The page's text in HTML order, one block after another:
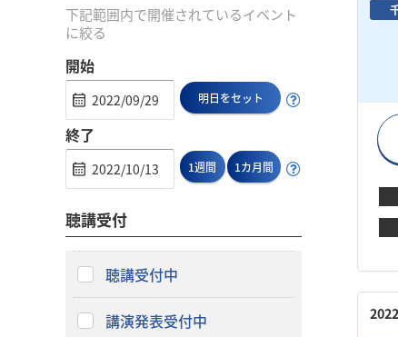
下記範囲内で開催されているイベント
に絞る
開始
明日をセット
終了
1週間 1カ月間
聴講受付
聴講受付中
講演発表受付中